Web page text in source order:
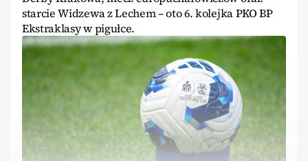
starcie Widzewa z Lechem – oto 6. kolejka PKO BP
Ekstraklasy w pigułce.